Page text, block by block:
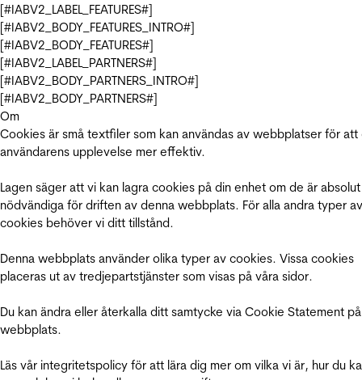
[#IABV2_LABEL_FEATURES#]
[#IABV2_BODY_FEATURES_INTRO#]
[#IABV2_BODY_FEATURES#]
[#IABV2_LABEL_PARTNERS#]
[#IABV2_BODY_PARTNERS_INTRO#]
[#IABV2_BODY_PARTNERS#]
Om
Cookies är små textfiler som kan användas av webbplatser för att
användarens upplevelse mer effektiv.
Lagen säger att vi kan lagra cookies på din enhet om de är absolut
nödvändiga för driften av denna webbplats. För alla andra typer av
cookies behöver vi ditt tillstånd.
Denna webbplats använder olika typer av cookies. Vissa cookies
placeras ut av tredjepartstjänster som visas på våra sidor.
Du kan ändra eller återkalla ditt samtycke via Cookie Statement
webbplats.
Läs vår integritetspolicy för att lära dig mer om vilka vi är, hur du